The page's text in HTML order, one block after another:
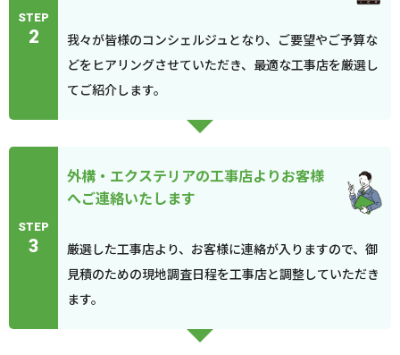
STEP
2
我々が皆様のコンシェルジュとなり、ご要望やご予算な
どをヒアリングさせていただき、最適な工事店を厳選し
てご紹介します。
STEP
3
外構・エクステリアの工事店よりお客様
へご連絡いたします
厳選した工事店より、お客様に連絡が入りますので、御
見積のための現地調査日程を工事店と調整していただき
ます。